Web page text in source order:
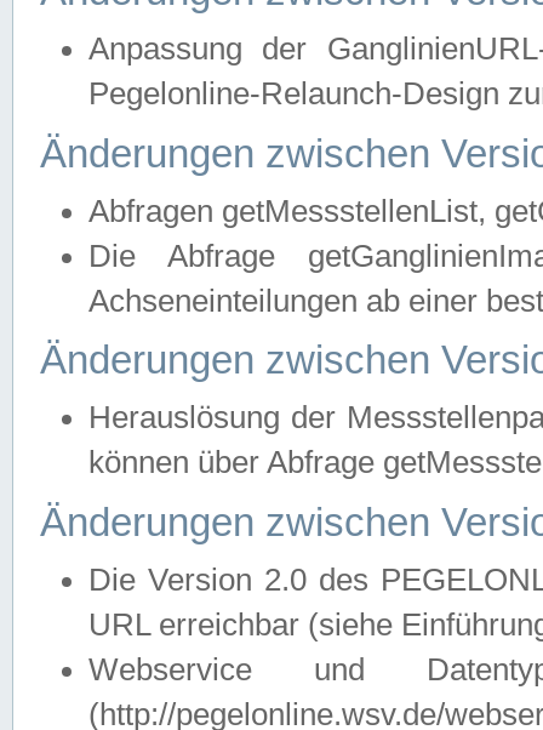
Anpassung der
Pegelonline-Relaunch-Design
Änderungen zwischen
Abfragen getMessstellenList,
Die Abfrage
Achseneinteilungen ab einer
Änderungen zwischen
Herauslösung der
können über Abfrage
Änderungen zwischen
Die Version 2.0 des
URL erreichbar (siehe
Webservice und
(http://pegelonline.wsv.de/